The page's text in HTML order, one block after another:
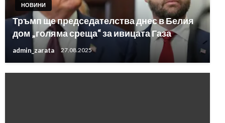
НОВИНИ
Тръмп ще председателства днес в Белия
дом „голяма среща“ за ивицата Газа
admin_zarata 27.08.2025